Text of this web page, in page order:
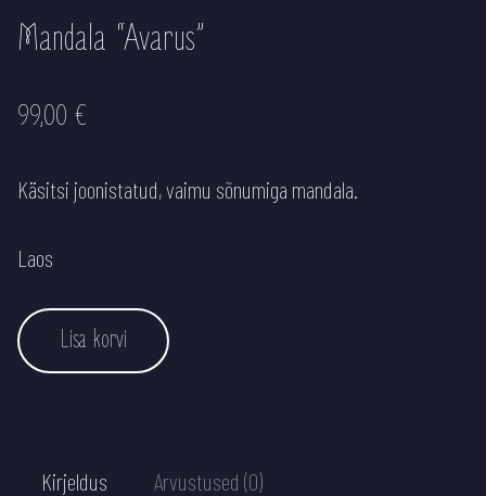
Mandala “Avarus”
99,00 €
Käsitsi joonistatud, vaimu sõnumiga mandala.
Laos
Mandala "Avarus" kogus
Lisa korvi
Kirjeldus Arvustused (0)